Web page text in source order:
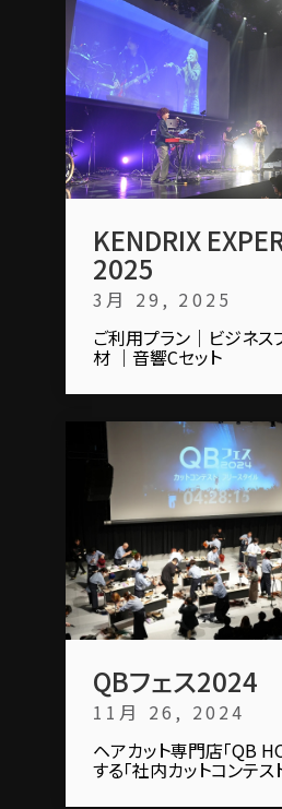
KENDRIX
2025
3月 29, 2025
ご利用プラン｜ビジネス
材 ｜音響Cセ
QBフェス2024
11月 26, 2024
ヘアカット専門店「QB
する「社内カットコンテス